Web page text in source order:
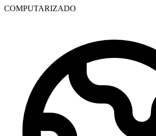
COMPUTARIZADO